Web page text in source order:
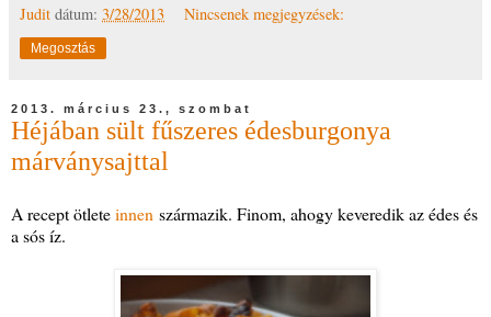
Judit dátum: 3/28/2013 Nincsenek megjegyzések:
Megosztás
2013. március 23., szombat
Héjában sült fűszeres édesburgonya
márványsajttal
A recept ötleteinnen származik. Finom, ahogy keveredik az édes és
a sós íz.